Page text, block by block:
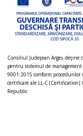
Consiliul Judeţean Argeș deţine
pentru sistemul de management
9001:2015 conform procedurilor
certificare ale LL-C (Certification)
Republic